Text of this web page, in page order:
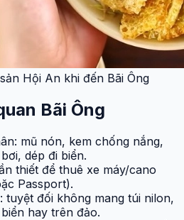
Hội An khi đến Bãi Ông
Bãi Ông
mũ nón, kem chống nắng,
dép đi biển.
thiết để thuê xe máy/cano
Passport).
tuyệt đối không mang túi nilon,
hay trên đảo.